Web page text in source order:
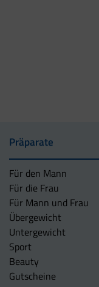
Präparate
Für den Mann
Für die Frau
Für Mann und Frau
Übergewicht
Untergewicht
Sport
Beauty
Gutscheine